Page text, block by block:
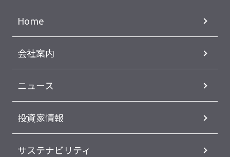
Home
会社案内
ニュース
投資家情報
サステナビリティ